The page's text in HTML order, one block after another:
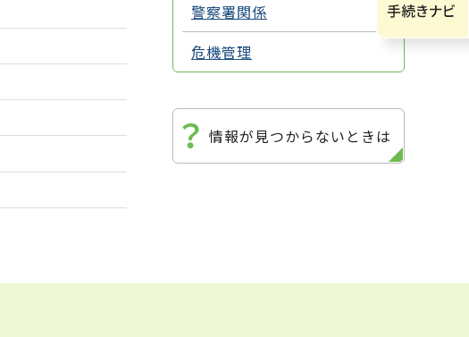
警察署関係
危機管理
情報が見つからないときは